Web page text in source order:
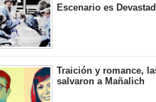
Escenario es
Traición y romance,
salvaron a Mañalich